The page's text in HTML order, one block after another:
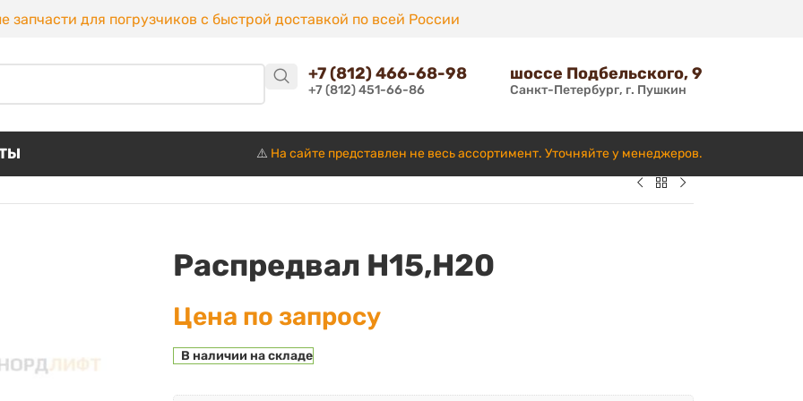
запчасти для погрузчиков с быстрой доставкой по всей России
+7 (812) 466-68-98
+7 (812) 451-66-86
шоссе Подбельского, 9
Санкт-Петербург, г. Пушкин
⚠️ На сайте представлен не весь ассортимент. Уточняйте у менеджеров.
Распредвал H15,H20
Цена по запросу
В наличии на складе